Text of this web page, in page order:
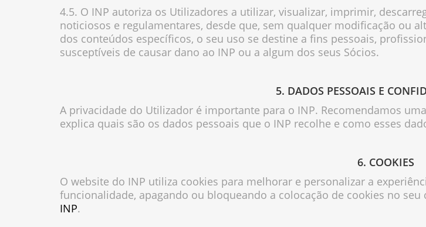
4.5. O INP autoriza os Utilizadores a utilizar, visualizar, imprimir,
noticiosos e regulamentares, desde que, sem qualquer modificação ou
dos conteúdos específicos, o seu uso se destine a fins pessoais,
susceptíveis de causar dano ao INP ou a algum dos seus Sócios.
5. DADOS PESSOAIS E
A privacidade do Utilizador é importante para o INP. Recomendamos
explica quais são os dados pessoais que o INP recolhe e como esses
6. COOKIES
O website do INP utiliza cookies para melhorar e personalizar a
funcionalidade, apagando ou bloqueando a colocação de cookies no
INP.